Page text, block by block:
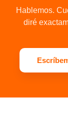
Hablemos.
diré